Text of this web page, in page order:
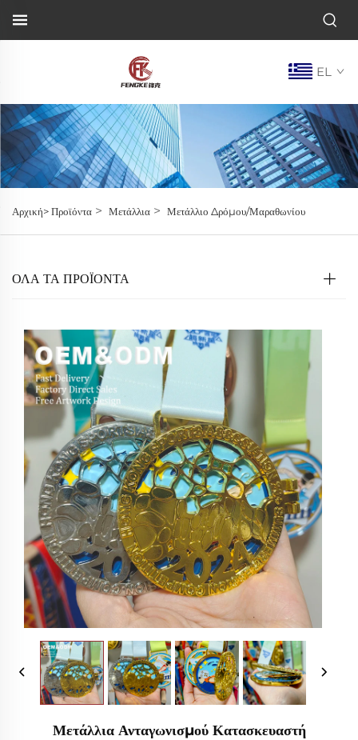
EL
Αρχική>Προϊόντα > Μετάλλια > Μετάλλιο Δρόμου/Μαραθωνίου
ΌΛΑ ΤΑ ΠΡΟΪΟΝΤΑ
Μετάλλια Ανταγωνισμού Κατασκευαστή